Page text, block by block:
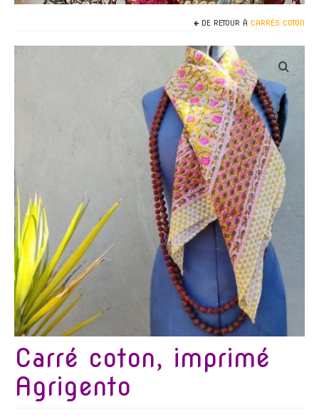
Etoles, foulards, paréos, carrés
Présentation Marie-Lise Corda
Blog
Contact
DE RETOUR À CARRÉS COTON
Carré coton, imprimé
Agrigento